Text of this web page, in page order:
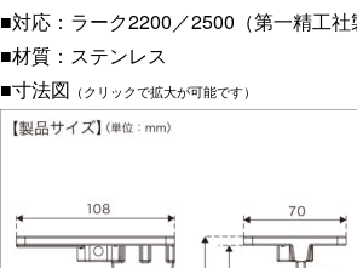
■対応：ラーク2200／2500（第一精工社
■材質：ステンレス
■寸法図 （クリックで拡大が可能です）